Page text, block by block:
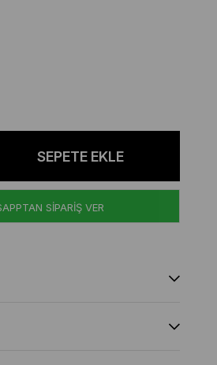
SİPARİŞ VER